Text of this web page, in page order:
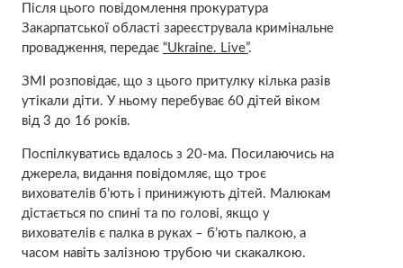
Після цього повідомлення прокуратура
Закарпатської області зареєструвала кримінальне
провадження, передає “Ukraine. Live”.
ЗМІ розповідає, що з цього притулку кілька разів
утікали діти. У ньому перебуває 60 дітей віком
від 3 до 16 років.
Поспілкуватись вдалось з 20-ма. Посилаючись на
джерела, видання повідомляє, що троє
вихователів б’ють і принижують дітей. Малюкам
дістається по спині та по голові, якщо у
вихователів є палка в руках – б’ють палкою, а
часом навіть залізною трубою чи скакалкою.